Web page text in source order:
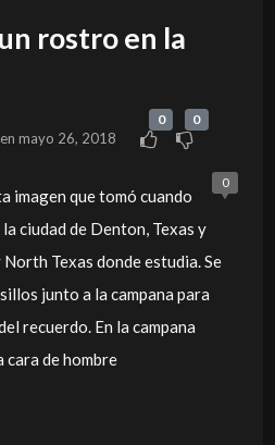
rostro en la
enmayo 26, 2018
0 0
0
imagen que tomó cuando
ciudad de Denton, Texas y
Texas donde estudia. Se
junto a la campana para
recuerdo. En la campana
cara de hombre